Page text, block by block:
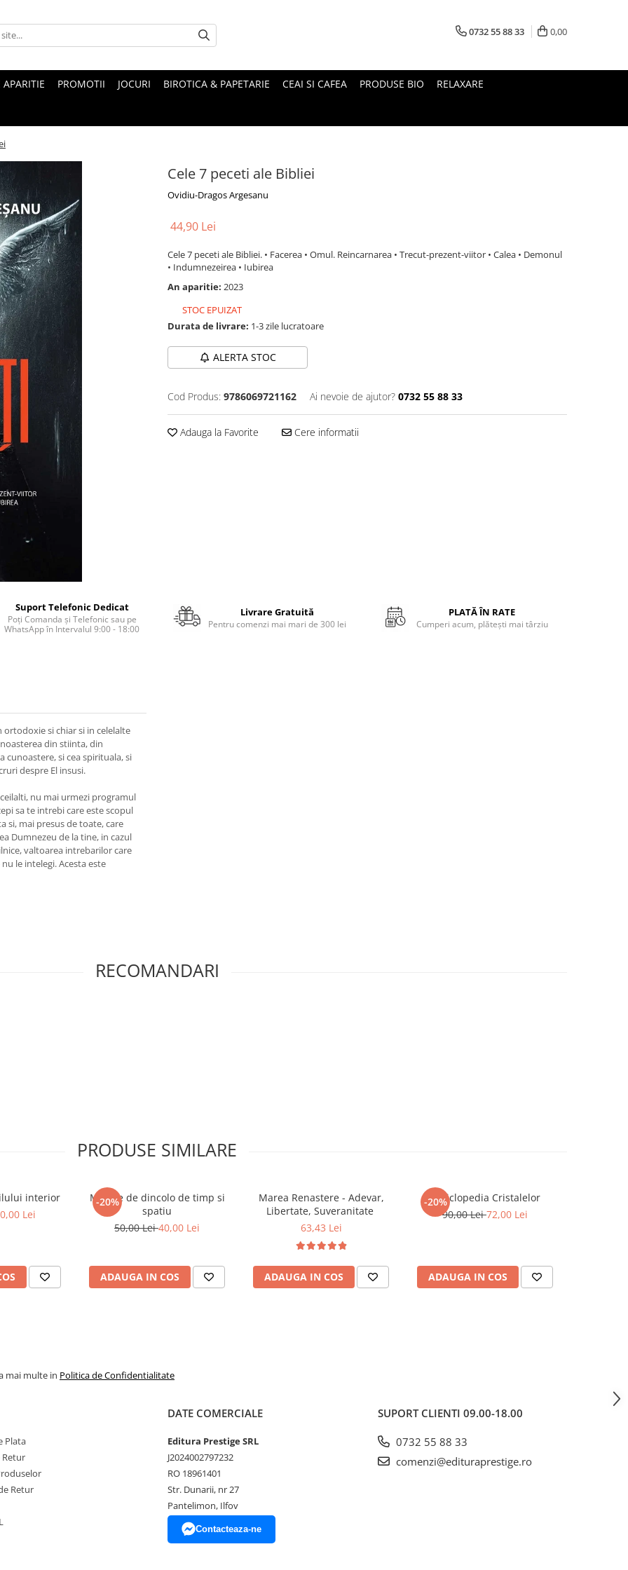
0732 55 88 33 0,00
PROMOTII JOCURI BIROTICA & PAPETARIE CEAI SI CAFEA PRODUSE BIO RELAXARE
Cele 7 peceti ale Bibliei
Ovidiu-Dragos Argesanu
44,90 Lei
Cele 7 peceti ale Bibliei. • Facerea • Omul. Reincarnarea • Trecut-prezent-viitor • Calea • Demonul
• Indumnezeirea • Iubirea
An aparitie: 2023
STOC EPUIZAT
Durata de livrare: 1-3 zile lucratoare
ALERTA STOC
Cod Produs: 9786069721162 Ai nevoie de ajutor? 0732 55 88 33
Adauga la Favorite Cere informatii
Suport Telefonic Dedicat
Poți Comanda și Telefonic sau pe
WhatsApp în Intervalul 9:00 - 18:00
Livrare Gratuită
Pentru comenzi mai mari de 300 lei
PLATĂ ÎN RATE
Cumperi acum, plătești mai târziu
si chiar si in celelalte
din stiinta, din
cunoastere, si cea spirituala, si
despre El insusi.
nu mai urmezi programul
sa te intrebi care este scopul
si, mai presus de toate, care
Dumnezeu de la tine, in cazul
valtoarea intrebarilor care
le intelegi. Acesta este
RECOMANDARI
PRODUSE SIMILARE
interior
Lei
-20%
Mesaje de dincolo de timp si
spatiu
50,00 Lei40,00 Lei
ADAUGA IN COS
Marea Renastere - Adevar,
Libertate, Suveranitate
63,43 Lei
ADAUGA IN COS
-20%
Enciclopedia Cristalelor
90,00 Lei72,00 Lei
ADAUGA IN COS
mai multe in Politica de Confidentialitate
Plata
Retur
Retur
DATE COMERCIALE
Editura Prestige SRL
J2024002797232
RO 18961401
Str. Dunarii, nr 27
Pantelimon, Ilfov
Contacteaza-ne
SUPORT CLIENTI 09.00-18.00
0732 55 88 33
comenzi@edituraprestige.ro